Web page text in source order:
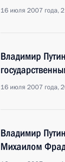
16 июля 2007 года,
Владимир
16 июля 2007 года,
Владимир
Михаилом